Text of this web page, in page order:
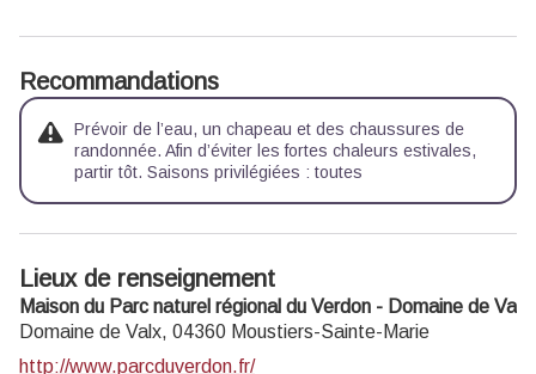
Recommandations
Prévoir de l’eau, un chapeau et des chaussures de
randonnée. Afin d’éviter les fortes chaleurs estivales,
partir tôt. Saisons privilégiées : toutes
Lieux de renseignement
Maison du Parc naturel régional du Verdon - Domaine de Valx
Domaine de Valx, 04360 Moustiers-Sainte-Marie
http://www.parcduverdon.fr/